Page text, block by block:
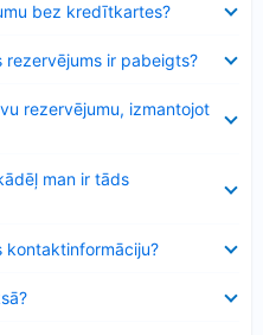
bez kredītkartes?
rezervējums ir pabeigts?
rezervējumu, izmantojot
man ir tāds
kontaktinformāciju?